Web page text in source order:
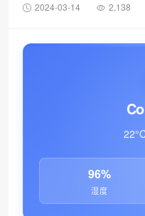
2024-03-14 2,138
96%
湿度